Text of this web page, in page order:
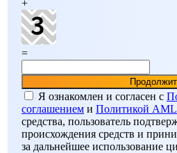
+
=
Я ознакомлен и согласен c
соглашением и Политикой
средства, пользователь
происхождения средств и
за дальнейшее использование